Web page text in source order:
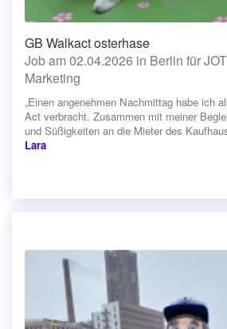
GB Walkact osterhase
Job am 02.04.2026 in Berlin für
Marketing
„Einen angenehmen Nachmittag habe ich
Act verbracht. Zusammen mit meiner
und Süßigkeiten an die Mieter des
Lara